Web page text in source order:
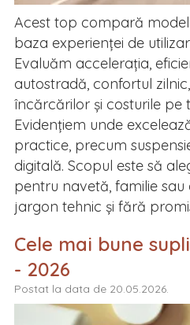
Acest top compară
baza experienței de
Evaluăm accelerația,
autostradă, confortul
încărcărilor și costurile pe
Evidențiem unde
practice, precum
digitală. Scopul este să
pentru navetă, familie
jargon tehnic și fără
Cele mai bune
- 2026
Postat la data de 20.05.2026.